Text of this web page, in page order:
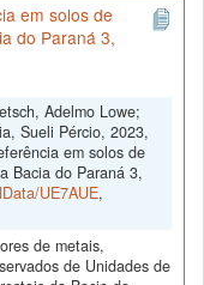
em solos de
do Paraná 3,
Adelmo Lowe;
Sueli Pércio, 2023,
em solos de
Bacia do Paraná 3,
UE7AUE,
de metais,
de Unidades de